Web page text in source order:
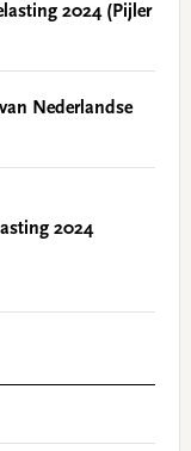
2024 (Pijler
Nederlandse
2024